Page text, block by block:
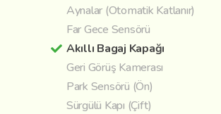
Aynalar (Otomatik Katlanır)
Far Gece Sensörü
Akıllı Bagaj Kapağı
Geri Görüş Kamerası
Park Sensörü (Ön)
Sürgülü Kapı (Çift)